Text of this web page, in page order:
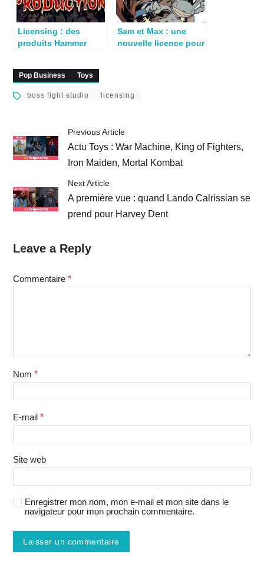
Phantom{:}
Licensing : des
produits Hammer
Sam et Max : une
nouvelle licence pour
Pop Business Toys
boss fight studio licensing
Previous Article
Actu Toys : War Machine, King of Fighters,
Iron Maiden, Mortal Kombat
Next Article
A première vue : quand Lando Calrissian se
prend pour Harvey Dent
Leave a Reply
Commentaire *
Nom *
E-mail *
Site web
Enregistrer mon nom, mon e-mail et mon site dans le
navigateur pour mon prochain commentaire.